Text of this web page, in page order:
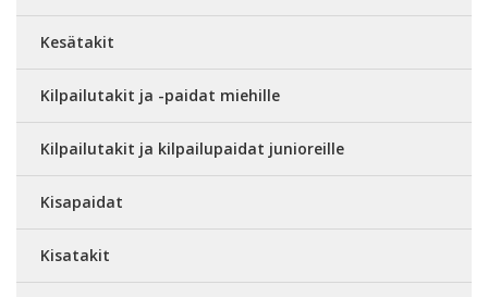
Kesätakit
Kilpailutakit ja -paidat miehille
Kilpailutakit ja kilpailupaidat junioreille
Kisapaidat
Kisatakit